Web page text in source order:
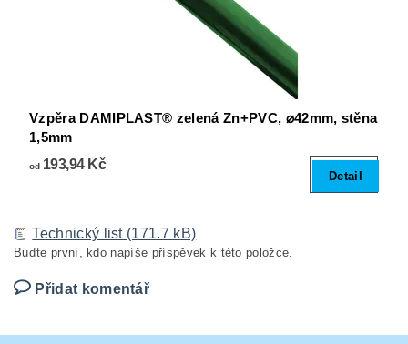
Vzpěra DAMIPLAST® zelená Zn+PVC, ⌀42mm, stěna
1,5mm
od193,94 Kč
Detail
Technický list (171.7 kB)
Buďte první, kdo napíše příspěvek k této položce.
Přidat komentář